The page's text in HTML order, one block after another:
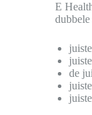
E
de